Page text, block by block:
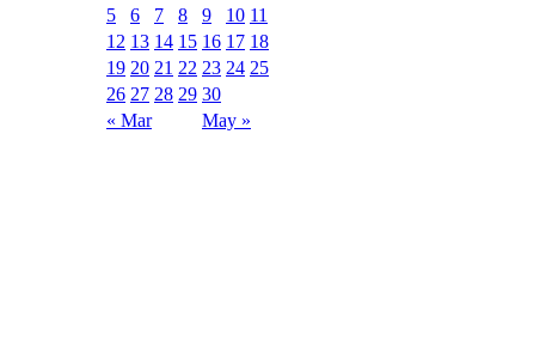
« Mar May »
5
6 7 8 9 10 11
12 13 14 15 16 17 18
19 20 21 22 23 24 25
26 27 28 29 30